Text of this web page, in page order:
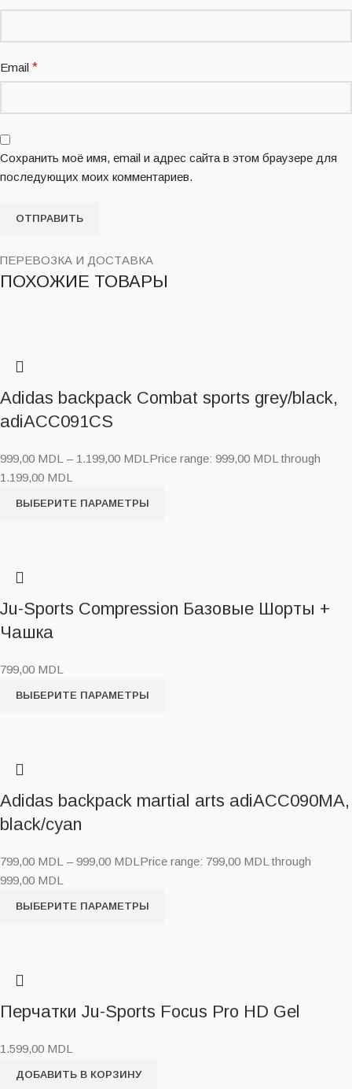
Email *
Сохранить моё имя, email и адрес сайта в этом браузере для
последующих моих комментариев.
ПЕРЕВОЗКА И ДОСТАВКА
ПОХОЖИЕ ТОВАРЫ
Adidas backpack Combat sports grey/black,
adiACC091CS
999,00 MDL – 1.199,00 MDL Price range: 999,00 MDL through
1.199,00 MDL
ВЫБЕРИТЕ ПАРАМЕТРЫ
Ju-Sports Compression Базовые Шорты +
Чашка
799,00 MDL
ВЫБЕРИТЕ ПАРАМЕТРЫ
Adidas backpack martial arts adiACC090MA,
black/cyan
799,00 MDL – 999,00 MDL Price range: 799,00 MDL through
999,00 MDL
ВЫБЕРИТЕ ПАРАМЕТРЫ
Перчатки Ju-Sports Focus Pro HD Gel
1.599,00 MDL
ДОБАВИТЬ В КОРЗИНУ